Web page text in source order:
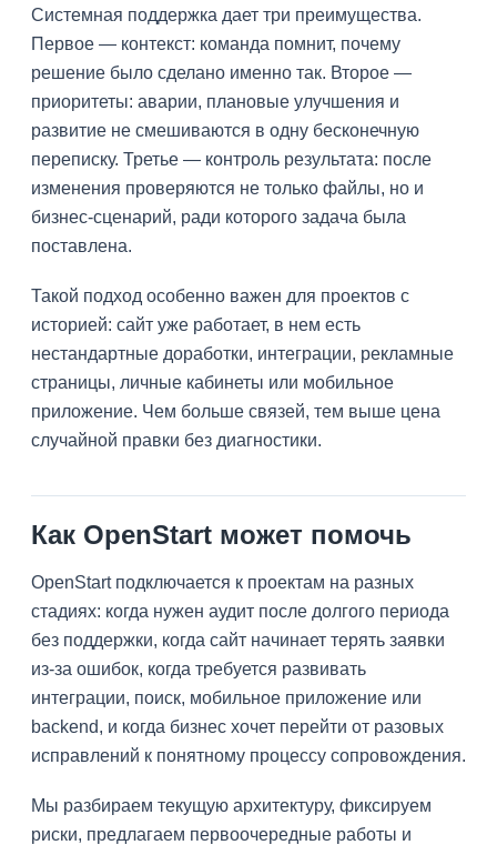
Системная поддержка дает три преимущества.
Первое — контекст: команда помнит, почему
решение было сделано именно так. Второе —
приоритеты: аварии, плановые улучшения и
развитие не смешиваются в одну бесконечную
переписку. Третье — контроль результата: после
изменения проверяются не только файлы, но и
бизнес-сценарий, ради которого задача была
поставлена.
Такой подход особенно важен для проектов с
историей: сайт уже работает, в нем есть
нестандартные доработки, интеграции, рекламные
страницы, личные кабинеты или мобильное
приложение. Чем больше связей, тем выше цена
случайной правки без диагностики.
Как OpenStart может помочь
OpenStart подключается к проектам на разных
стадиях: когда нужен аудит после долгого периода
без поддержки, когда сайт начинает терять заявки
из-за ошибок, когда требуется развивать
интеграции, поиск, мобильное приложение или
backend, и когда бизнес хочет перейти от разовых
исправлений к понятному процессу сопровождения.
Мы разбираем текущую архитектуру, фиксируем
риски, предлагаем первоочередные работы и